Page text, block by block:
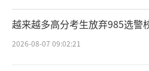
越来越多高分考生放弃985选警校
2026-08-07 09:02:21